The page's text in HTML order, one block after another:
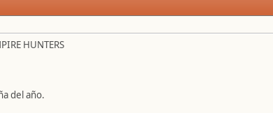
HUNTERS
del año.